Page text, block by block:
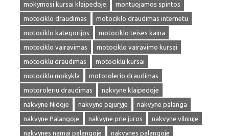
mokymosi kursai klaipedoje
montuojamos spintos
motociklo draudimas
motociklo draudimas internetu
motociklo kategorijos
motociklo teises kaina
motociklo vairavimas
motociklo vairavimo kursai
motociklu draudimas
motociklu kursai
motociklu mokykla
motorolerio draudimas
motoroleriu draudimas
nakvyne klaipedoje
nakvyne Nidoje
nakvyne pajuryje
nakvyne palanga
nakvyne Palangoje
nakvyne prie juros
nakvyne vilniuje
nakvynes namai palangoje
nakvynes palangoje